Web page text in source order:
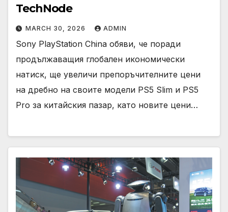
TechNode
MARCH 30, 2026 ADMIN
Sony PlayStation China обяви, че поради
продължаващия глобален икономически
натиск, ще увеличи препоръчителните цени
на дребно на своите модели PS5 Slim и PS5
Pro за китайския пазар, като новите цени…